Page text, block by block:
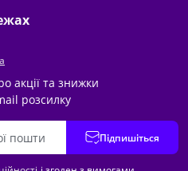
акції та знижки
розсилку
Підпишіться